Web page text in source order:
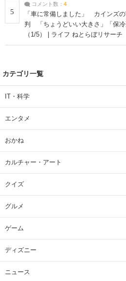
5
コメント数： 4
「車に常備しました」 カインズ
判 「ちょうどいい大きさ」「保冷
（1/5） | ライフ ねとらぼリサーチ
カテゴリ一覧
IT・科学
エンタメ
おかね
カルチャー・アート
クイズ
グルメ
ゲーム
ディズニー
ニュース